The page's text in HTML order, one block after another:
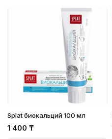
Splat биокальций 100 мл
1 400 ₸